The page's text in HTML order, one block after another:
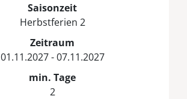
Saisonzeit
Herbstferien 2
Zeitraum
01.11.2027 - 07.11.2027
min. Tage
2